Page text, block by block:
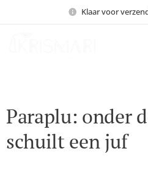
Klaar voor
Paraplu: onder
schuilt een juf